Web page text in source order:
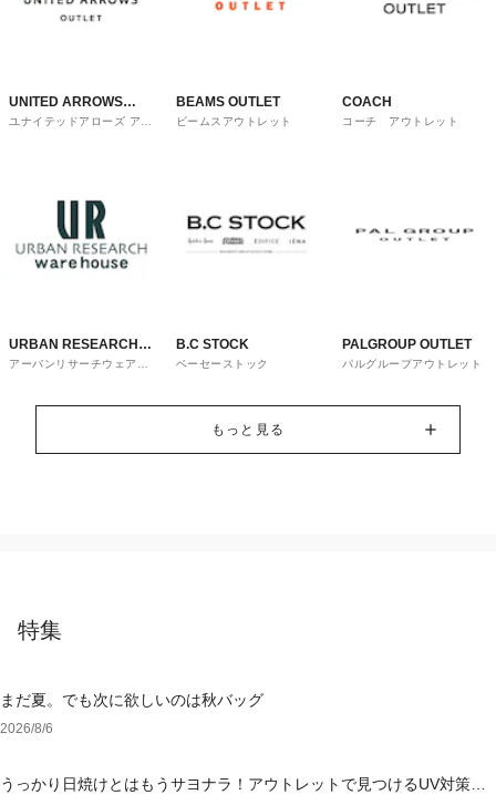
UNITED ARROWS
OUTLET
ユナイテッドアローズ アウ
BEAMS OUTLET
ビームスアウトレット
COACH
コーチ アウトレット
URBAN RESEARCH
ware house
アーバンリサーチウェアハ
B.C STOCK
ベーセーストック
PALGROUP OUTLET
パルグループアウトレット
もっと見る
特集
まだ夏。でも次に欲しいのは秋バッグ
2026/8/6
うっかり日焼けとはもうサヨナラ！アウトレットで見つけるUV対策ウ